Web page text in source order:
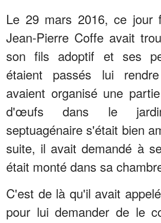
Le 29 mars 2016, ce jour
Jean-Pierre Coffe avait
son fils adoptif et ses
étaient passés lui
avaient organisé une
d'œufs dans le
septuagénaire s'était bien
suite, il avait demandé à
était monté dans sa
C'est de là qu'il avait
pour lui demander de le